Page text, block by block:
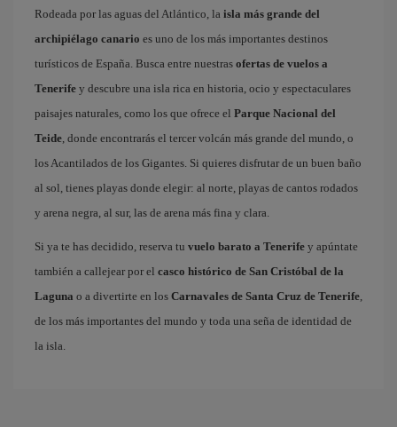
Rodeada por las aguas del Atlántico, la isla más grande del
archipiélago canario es uno de los más importantes destinos
turísticos de España. Busca entre nuestras ofertas de vuelos a
Tenerife y descubre una isla rica en historia, ocio y espectaculares
paisajes naturales, como los que ofrece el Parque Nacional del
Teide, donde encontrarás el tercer volcán más grande del mundo, o
los Acantilados de los Gigantes. Si quieres disfrutar de un buen baño
al sol, tienes playas donde elegir: al norte, playas de cantos rodados
y arena negra, al sur, las de arena más fina y clara.
Si ya te has decidido, reserva tu vuelo barato a Tenerife y apúntate
también a callejear por el casco histórico de San Cristóbal de la
Laguna o a divertirte en los Carnavales de Santa Cruz de Tenerife,
de los más importantes del mundo y toda una seña de identidad de
la isla.